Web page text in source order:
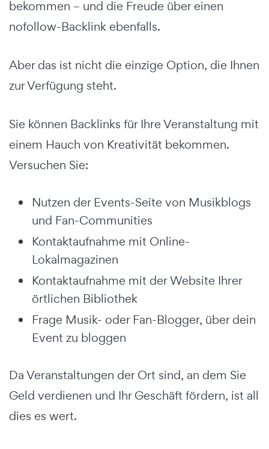
bekommen – und die Freude über einen
nofollow-Backlink ebenfalls.
Aber das ist nicht die einzige Option, die Ihnen
zur Verfügung steht.
Sie können Backlinks für Ihre Veranstaltung mit
einem Hauch von Kreativität bekommen.
Versuchen Sie:
Nutzen der Events-Seite von Musikblogs
und Fan-Communities
Kontaktaufnahme mit Online-
Lokalmagazinen
Kontaktaufnahme mit der Website Ihrer
örtlichen Bibliothek
Frage Musik- oder Fan-Blogger, über dein
Event zu bloggen
Da Veranstaltungen der Ort sind, an dem Sie
Geld verdienen und Ihr Geschäft fördern, ist all
dies es wert.